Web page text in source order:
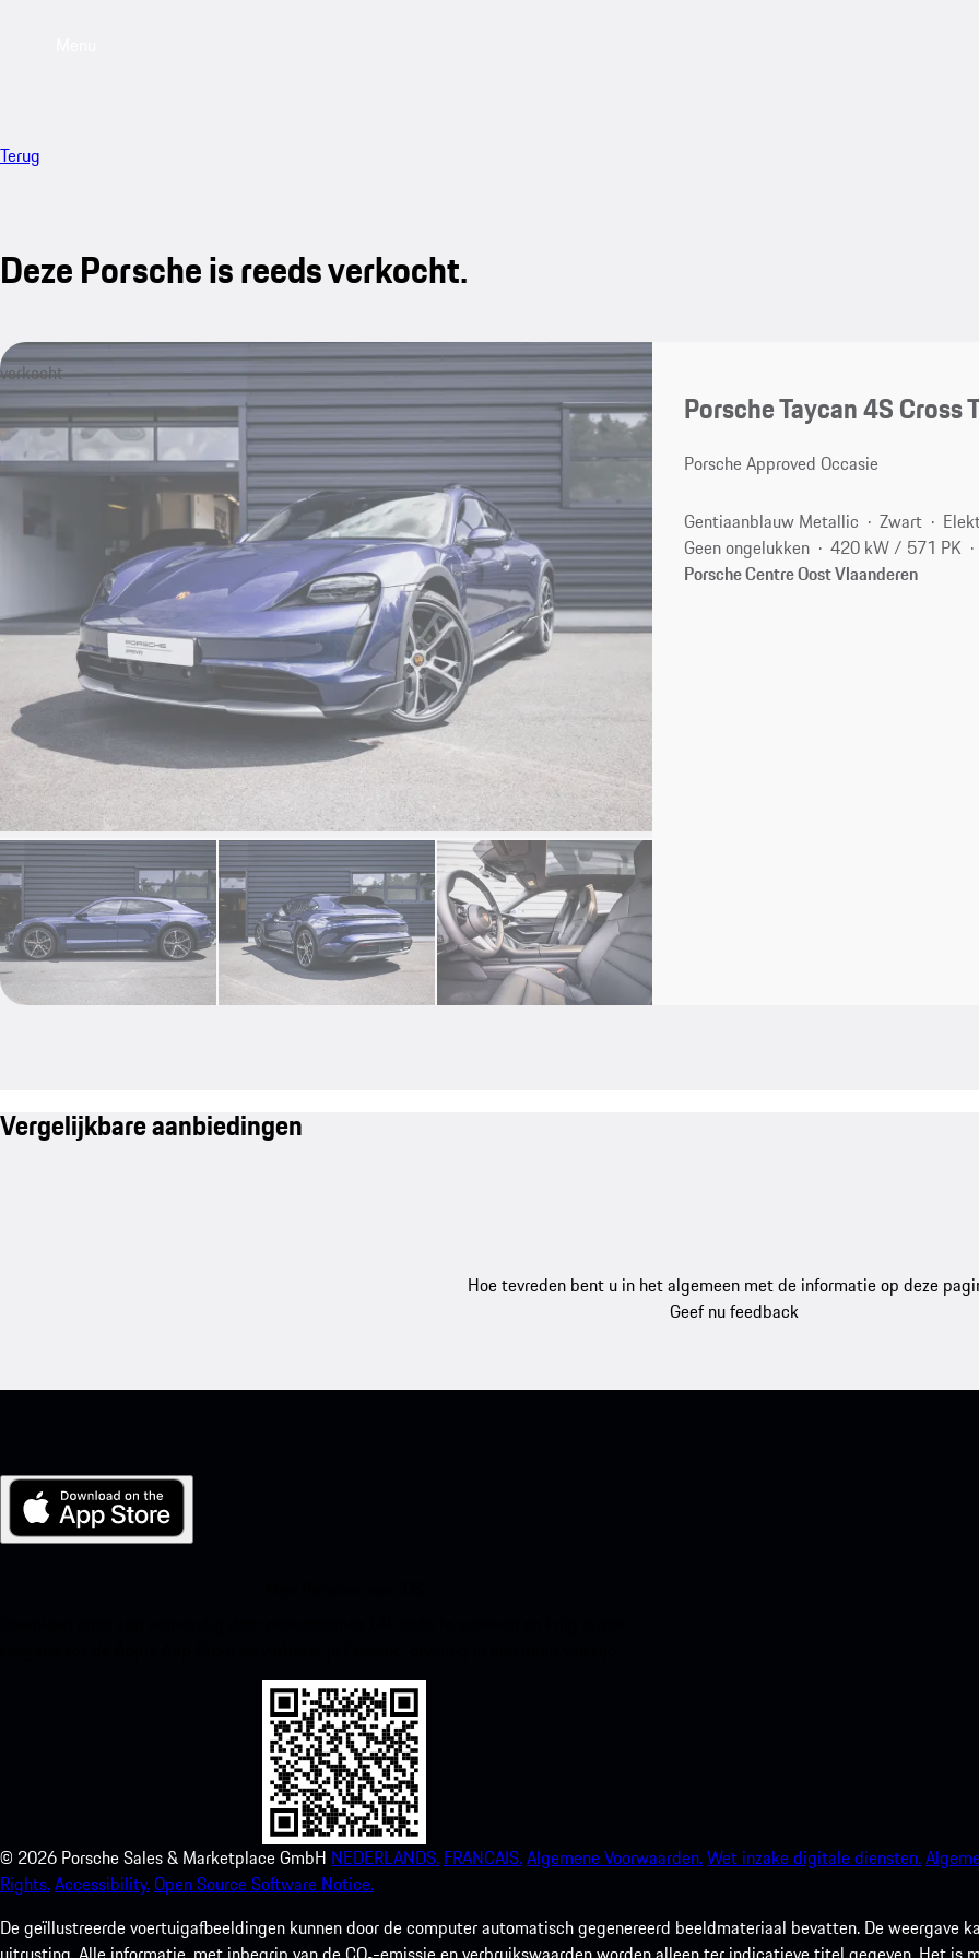
Terug
Deze Porsche is reeds verkocht.
verkocht
Porsche Taycan 4S
Porsche Approved Occasie
Gentiaanblauw Metallic Zwart
Geen ongelukken
420 kW / 571 PK
Porsche Centre Oost Vlaanderen
Vergelijkbare aanbiedingen
Hoe tevreden bent u in het algemeen met de informatie op deze
Geef nu feedback
© 2026 Porsche Sales & Marketplace GmbH NEDERLANDS. FRANCAIS.Algemene Voorwaarden.Wet inzake digitale diensten.
Rights.Accessibility.Open Source Software Notice.
De geïllustreerde voertuigafbeeldingen kunnen door de computer automatisch gegenereerd beeldmateriaal bevatten. De